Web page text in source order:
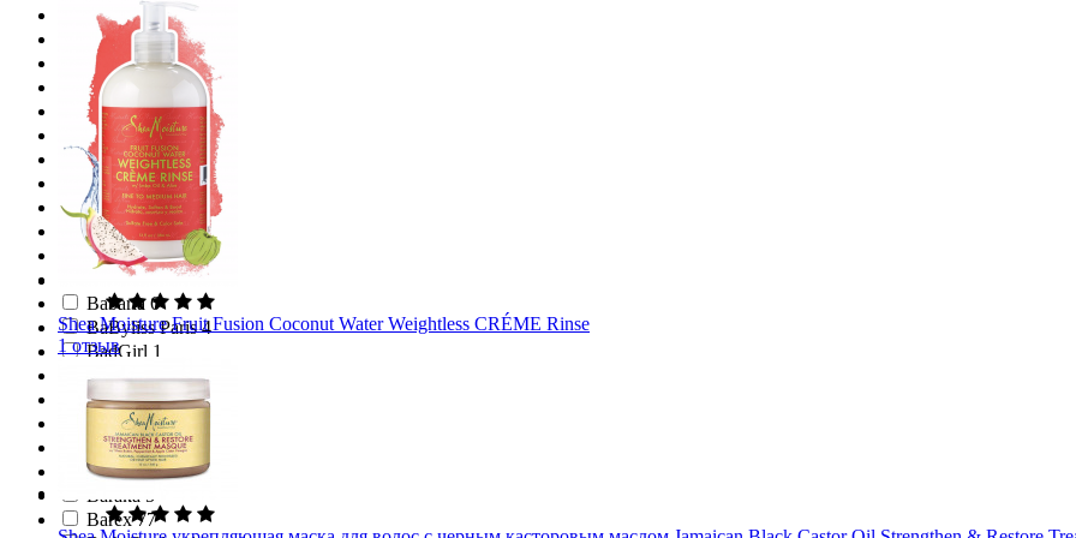
Aveda 5
Avon 51
Axe 1
Axioma 1
Ayluna 3
Ayoume 2
Ayris Silk 2
Ayur 3
Ayur Plus 5
Azzaro 1
A`Pieu 4
B.U.T.Y. 1
Babaria 6
BaByliss Paris 4
BadGirl 1
Baidyanath 1
Baikal Herbals 4
Balea 8
Bali Secret 1
Balmain 9
Baraka 5
Barex 77
Shea Moisture Fruit Fusion Coconut Water Weightless CRÉME Rinse
1 отзыв